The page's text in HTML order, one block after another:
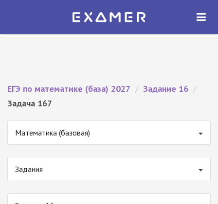
Экзамер — ЕГЭ 2027
ОТКРЫТЬ
ЕГЭ по математике (база) 2027 / Задание 16 /
Задача 167
Математика (базовая)
Задания